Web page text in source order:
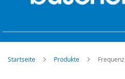
Startseite Produkte